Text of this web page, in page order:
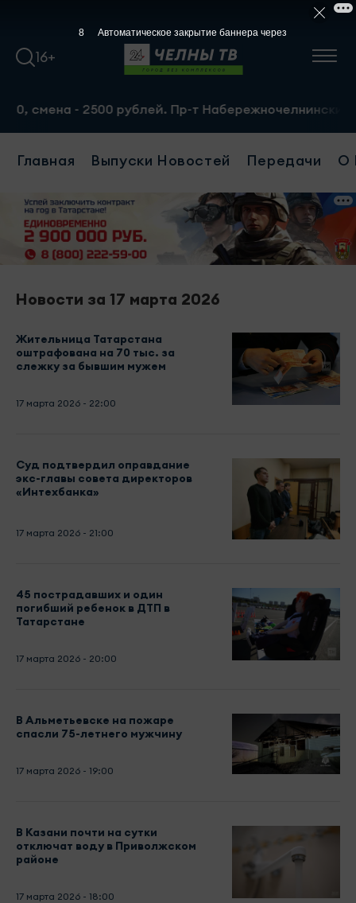
16+
- 2500 рублей. Пр-т Набережночелнинский, 13а.
Главная Выпуски Новостей Передачи О
Новости за 17 марта 2026
Жительница Татарстана
оштрафована на 70 тыс. за
слежку за бывшим мужем
17 марта 2026 - 22:00
Суд подтвердил оправдание
экс-главы совета директоров
«Интехбанка»
17 марта 2026 - 21:00
45 пострадавших и один
погибший ребенок в ДТП в
Татарстане
17 марта 2026 - 20:00
В Альметьевске на пожаре
спасли 75-летнего мужчину
17 марта 2026 - 19:00
В Казани почти на сутки
отключат воду в Приволжском
районе
17 марта 2026 - 18:00
7 Автоматическое закрытие баннера через